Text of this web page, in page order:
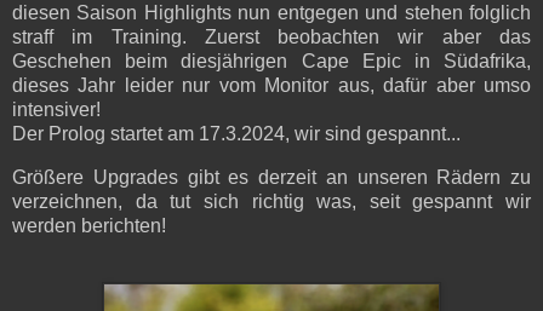
diesen Saison Highlights nun entgegen und stehen folglich
straff im Training. Zuerst beobachten wir aber das
Geschehen beim diesjährigen Cape Epic in Südafrika,
dieses Jahr leider nur vom Monitor aus, dafür aber umso
intensiver!
Der Prolog startet am 17.3.2024, wir sind gespannt...
Größere Upgrades gibt es derzeit an unseren Rädern zu
verzeichnen, da tut sich richtig was, seit gespannt wir
werden berichten!